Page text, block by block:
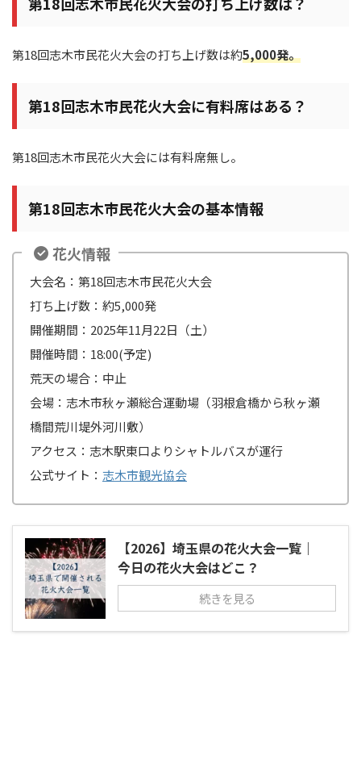
第18回志木市民花火大会の打ち上げ数は約5,000発。
第18回志木市民花火大会に有料席はある？
第18回志木市民花火大会には有料席無し。
第18回志木市民花火大会の基本情報
花火情報
大会名：第18回志木市民花火大会
打ち上げ数：約5,000発
開催期間：2025年11月22日（土）
開催時間：18:00(予定)
荒天の場合：中止
会場：志木市秋ヶ瀬総合運動場（羽根倉橋から秋ヶ瀬
橋間荒川堤外河川敷）
アクセス：志木駅東口よりシャトルバスが運行
公式サイト： 志木市観光協会
【2026】埼玉県の花火大会一覧｜
今日の花火大会はどこ？
続きを見る